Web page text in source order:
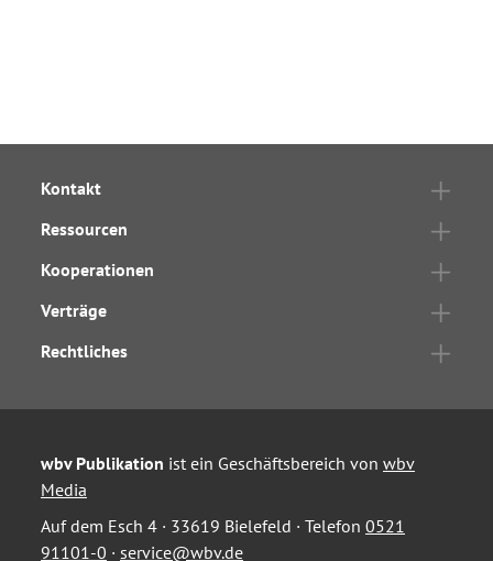
Kontakt
Ressourcen
Kooperationen
Verträge
Rechtliches
wbv Publikation ist ein Geschäftsbereich von wbv
Media
Auf dem Esch 4 · 33619 Bielefeld · Telefon 0521
91101-0 · service@wbv.de